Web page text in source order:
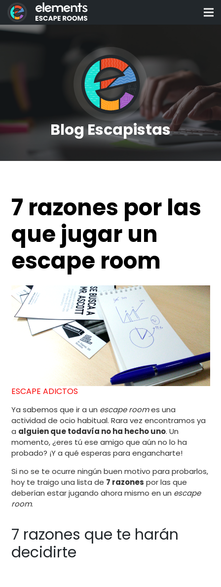
Blog Escapistas
7 razones por las
que jugar un
escape room
ESCAPE ADICTOS
Ya sabemos que ir a un escape roomes una
actividad de ocio habitual. Rara vez encontramos ya
a alguien que todavía no ha hecho uno. Un
momento, ¿eres tú ese amigo que aún no lo ha
probado? ¡Y a qué esperas para engancharte!
Si no se te ocurre ningún buen motivo para probarlos,
hoy te traigo una lista de 7 razones por las que
deberían estar jugando ahora mismo en un escape
room.
7 razones que te harán
decidirte